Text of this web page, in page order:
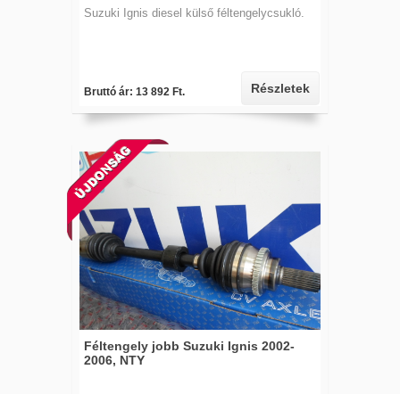
Suzuki Ignis diesel külső féltengelycsukló.
Bruttó ár: 13 892 Ft. Részletek
Féltengely jobb Suzuki Ignis 2002-
2006, NTY